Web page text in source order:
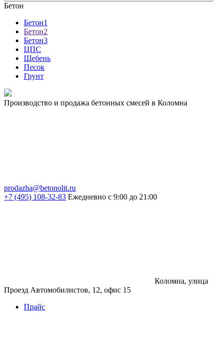
Бетон
Бетон1
Бетон2
Бетон3
ЦПС
Щебень
Песок
Грунт
Производство и продажа бетонных смесей в Коломна
prodazha@betonolit.ru
+7 (495) 108-32-83 Ежедневно с 9:00 до 21:00
Коломна, улица
Проезд Автомобилистов, 12, офис 15
Прайс